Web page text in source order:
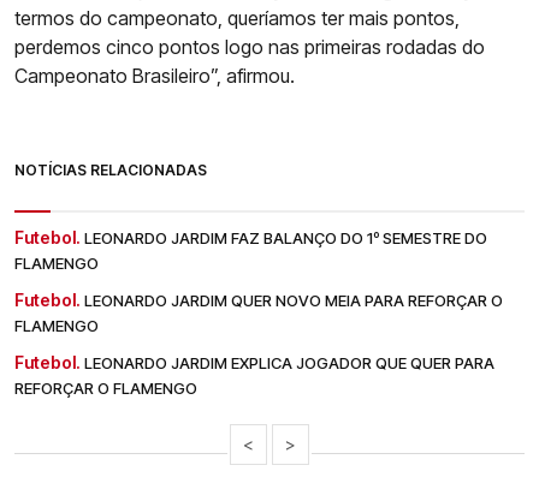
termos do campeonato, queríamos ter mais pontos,
perdemos cinco pontos logo nas primeiras rodadas do
Campeonato Brasileiro”, afirmou.
NOTÍCIAS RELACIONADAS
Futebol. LEONARDO JARDIM FAZ BALANÇO DO 1º SEMESTRE DO
FLAMENGO
Futebol. LEONARDO JARDIM QUER NOVO MEIA PARA REFORÇAR O
FLAMENGO
Futebol. LEONARDO JARDIM EXPLICA JOGADOR QUE QUER PARA
REFORÇAR O FLAMENGO
< >